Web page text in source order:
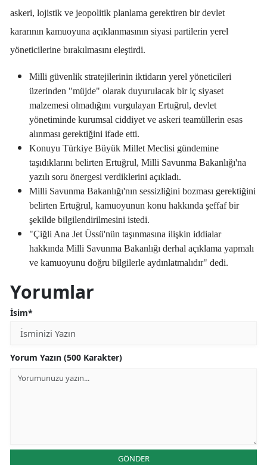
askeri, lojistik ve jeopolitik planlama gerektiren bir devlet
kararının kamuoyuna açıklanmasının siyasi partilerin yerel
yöneticilerine bırakılmasını eleştirdi.
Milli güvenlik stratejilerinin iktidarın yerel yöneticileri
üzerinden "müjde" olarak duyurulacak bir iç siyaset
malzemesi olmadığını vurgulayan Ertuğrul, devlet
yönetiminde kurumsal ciddiyet ve askeri teamüllerin esas
alınması gerektiğini ifade etti.
Konuyu Türkiye Büyük Millet Meclisi gündemine
taşıdıklarını belirten Ertuğrul, Milli Savunma Bakanlığı'na
yazılı soru önergesi verdiklerini açıkladı.
Milli Savunma Bakanlığı'nın sessizliğini bozması gerektiğini
belirten Ertuğrul, kamuoyunun konu hakkında şeffaf bir
şekilde bilgilendirilmesini istedi.
"Çiğli Ana Jet Üssü'nün taşınmasına ilişkin iddialar
hakkında Milli Savunma Bakanlığı derhal açıklama yapmalı
ve kamuoyunu doğru bilgilerle aydınlatmalıdır" dedi.
Yorumlar
İsim*
Yorum Yazın (500 Karakter)
GÖNDER